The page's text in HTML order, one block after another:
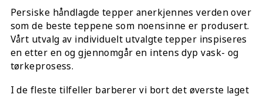
Persiske håndlagde tepper anerkjennes verden over
som de beste teppene som noensinne er produsert.
Vårt utvalg av individuelt utvalgte tepper inspiseres
en etter en og gjennomgår en intens dyp vask- og
tørkeprosess.
I de fleste tilfeller barberer vi bort det øverste laget